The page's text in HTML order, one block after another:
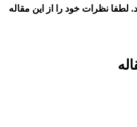
لطفا نظرات خود را از این مقاله